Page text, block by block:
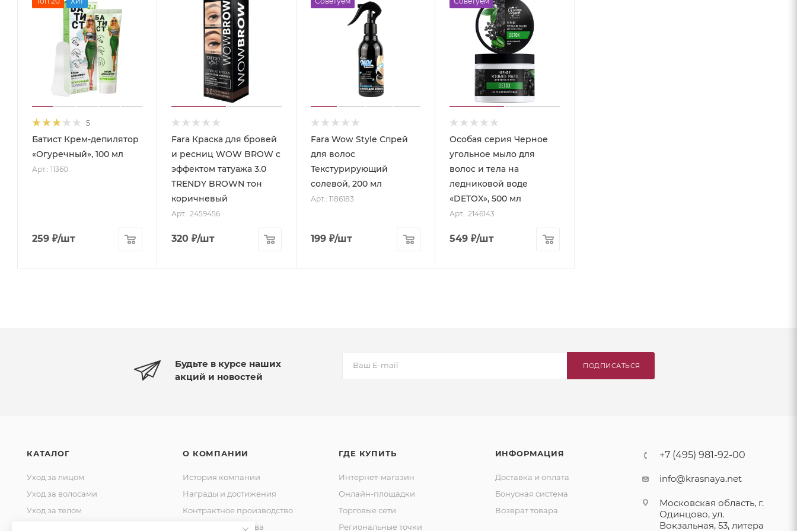
5
Батист Крем-депилятор
«Огуречный», 100 мл
Арт.: 11360
259 ₽/шт
Fara Краска для бровей
и ресниц WOW BROW с
эффектом татуажа 3.0
TRENDY BROWN тон
коричневый
Арт.: 2459456
320₽/шт
Fara Wow Style Спрей
для волос
Текстурирующий
солевой, 200 мл
Арт.: 1186183
199₽/шт
Особая серия Черное
угольное мыло для
волос и тела на
ледниковой воде
«DETOX», 500 мл
Арт.: 2146143
549 ₽/шт
Будьте в курсе наших
акций и новостей
ПОДПИСАТЬСЯ
КАТАЛОГ
Уход за лицом
Уход за волосами
Уход за телом
О КОМПАНИИ
История компании
Награды и достижения
Контрактное производство
Стандарты качества
ГДЕ КУПИТЬ
Интернет-магазин
Онлайн-площадки
Торговые сети
Региональные точки
ИНФОРМАЦИЯ
Доставка и оплата
Бонусная система
Возврат товара
+7 (495) 981-92-00
info@krasnaya.net
Московская область, г.
Одинцово, ул.
Вокзальная, 53, литера